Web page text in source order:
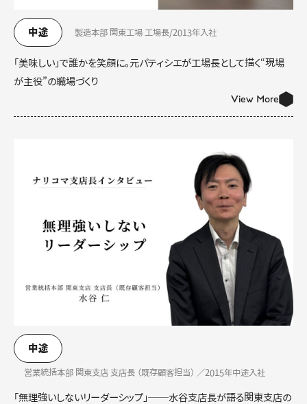
中途 製造本部 関東工場 工場長/2013年入社
「美味しい」で誰かを笑顔に。元パティシエが工場長として描く“現場
が主役”の職場づくり
View More
中途
営業統括本部 関東支店 支店長 （既存顧客担当） ／2015年中途入社
「無理強いしないリーダーシップ」──水谷支店長が語る関東支店の